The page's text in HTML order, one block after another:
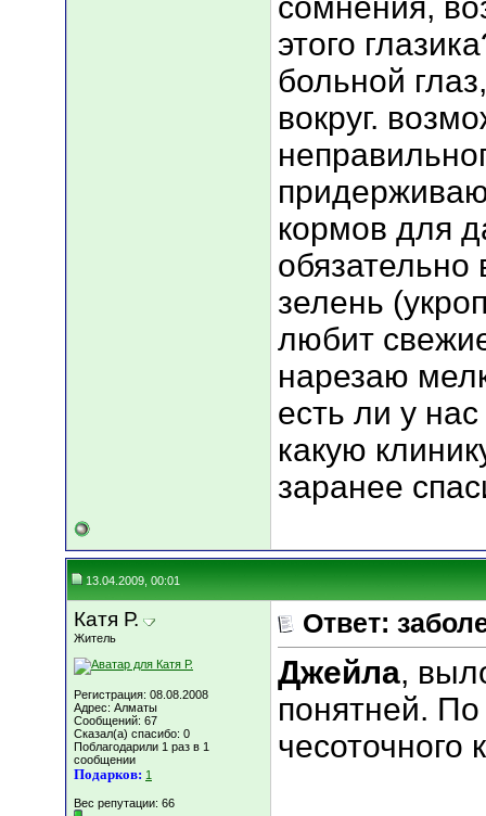
сомнения,
этого
больной
вокруг.
кормов для
зелень
любит
нарезаю
есть ли у
какую
заранее
13.04.2009, 00:01
Катя Р.
Житель
Регистрация: 08.08.2008
Адрес: Алматы
Сообщений: 67
Сказал(а) спасибо: 0
Поблагодарили 1 раз в 1
сообщении
Подарков: 1
Вес репутации: 66
Ответ:
Джейла,
понятней.
чесоточного